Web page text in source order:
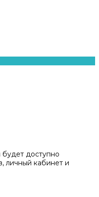
будет доступно
личный кабинет и